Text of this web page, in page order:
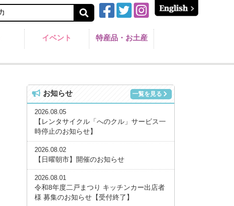
イベント 特産品・お土産
お知らせ 一覧を見る
2026.08.05
【レンタサイクル「へのクル」サービス一
時停止のお知らせ】
2026.08.02
【日曜朝市】開催のお知らせ
2026.08.01
令和8年度二戸まつり キッチンカー出店者
様 募集のお知らせ【受付終了】